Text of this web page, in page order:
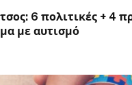
6 πολιτικές + 4
με αυτισμό